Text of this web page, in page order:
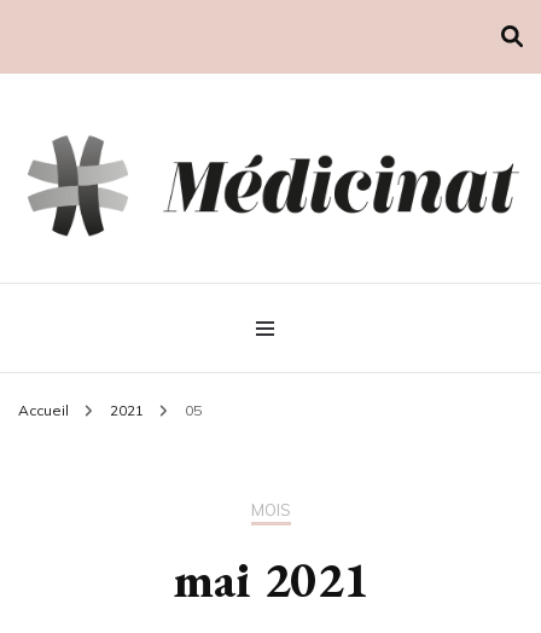
Médicinat
Accueil 2021 05
MOIS
mai 2021